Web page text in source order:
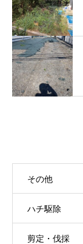
その他
ハチ駆除
剪定・伐採